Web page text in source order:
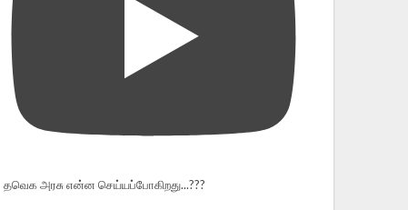
தவெக அரசு என்ன செய்யப்போகிறது...???